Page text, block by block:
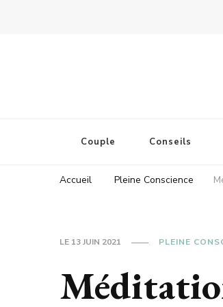
Couple Conseils
Accueil Pleine Conscience
LE 13 JUIN 2021 PLEINE